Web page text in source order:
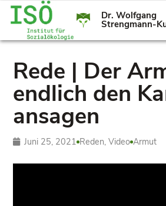
Dr. Wolfgang
Strengmann-
Rede | Der
endlich den
ansagen
Juni 25, 2021 Reden,Video Armut